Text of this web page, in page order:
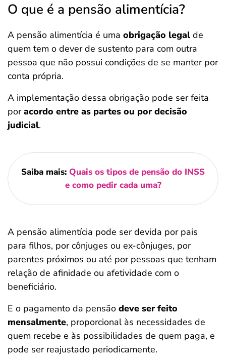
O que é a pensão alimentícia?
A pensão alimentícia é uma obrigação legal de
quem tem o dever de sustento para com outra
pessoa que não possui condições de se manter por
conta própria.
A implementação dessa obrigação pode ser feita
poracordo entre as partes ou por decisão
judicial.
Saiba mais: Quais os tipos de pensão do INSS
e como pedir cada uma?
A pensão alimentícia pode ser devida por pais
para filhos, por cônjuges ou ex-cônjuges, por
parentes próximos ou até por pessoas que tenham
relação de afinidade ou afetividade com o
beneficiário.
E o pagamento da pensão deve ser feito
mensalmente, proporcional às necessidades de
quem recebe e às possibilidades de quem paga, e
pode ser reajustado periodicamente.